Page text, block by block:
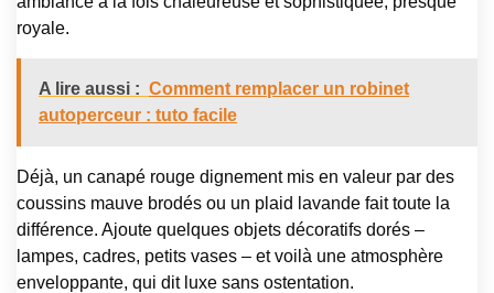
royale.
A lire aussi : Comment remplacer un robinet
autoperceur : tuto facile
Déjà, un canapé rouge dignement mis en valeur par des
coussins mauve brodés ou un plaid lavande fait toute la
différence. Ajoute quelques objets décoratifs dorés –
lampes, cadres, petits vases – et voilà une atmosphère
enveloppante, qui dit luxe sans ostentation.